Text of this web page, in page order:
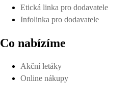
Etická linka pro dodavatele
Infolinka pro dodavatele
Co nabízíme
Akční letáky
Online nákupy